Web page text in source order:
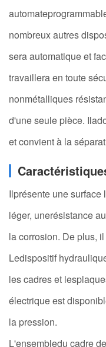
nombreux autres
sera automatique et
travaillera en toute
nonmétalliques
d'une seule pièce.
et convient à la
Ilprésente une
léger, unerésistance
la corrosion. De plus,
Ledispositif
les cadres et
électrique est
la pression.
L'ensembledu cadre